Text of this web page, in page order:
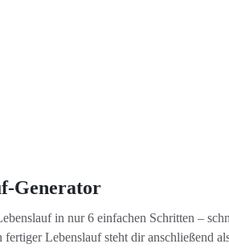
Generator
in nur 6 einfachen Schritten –
Lebenslauf steht dir anschließend